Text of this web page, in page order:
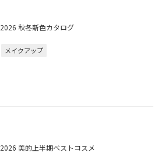
2026 秋冬新色カタログ
メイクアップ
2026 美的上半期ベストコスメ